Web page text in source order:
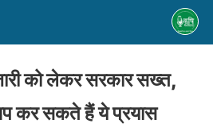
को लेकर सरकार सख्त,
कर सकते हैं ये प्रयास